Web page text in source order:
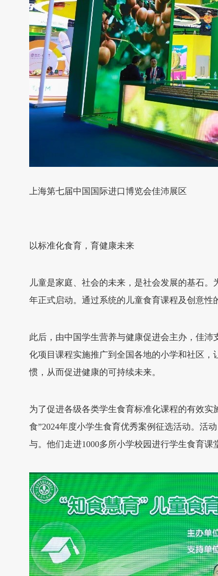
上海第七届中国国际进口博览会佳沛展区
以标准化食育，育健康未来
儿童是家庭、社会的未来，是社会发展的基石
年正式启动。通过系统的儿童食育课程及创意
此后，由中国学生营养与健康促进会主办，佳
化项目课程实施推广到全国各地的小学和社区
惯，从而促进健康的可持续未来。
为了促进各级各类学生食育标准化课程的有效
食”2024年度小学生食育优秀案例征选活动。活
与。他们走进1000多所小学校园进行学生食育